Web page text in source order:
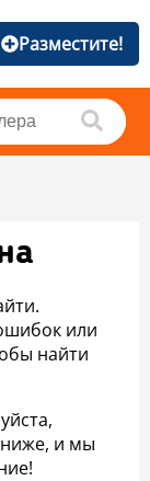
Разместите!
или
найти
и мы